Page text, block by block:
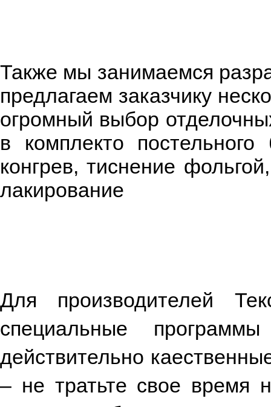
Также мы занимаемся
предлагаем заказчику
огромный выбор
в комплекто
конгрев, тиснение
лакирование
Для производителей
специальные
действительно
– не тратьте свое время